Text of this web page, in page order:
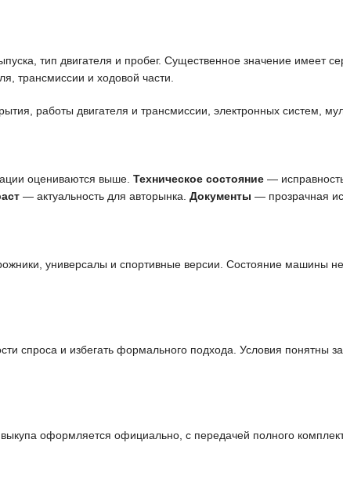
тип двигателя и пробег. Существенное значение имеет
трансмиссии и ходовой части.
работы двигателя и трансмиссии, электронных систем,
оцениваются выше. Техническое состояние —
— актуальность для авторынка. Документы — прозрачная
универсалы и спортивные версии. Состояние машины
спроса и избегать формального подхода. Условия понятны
оформляется официально, с передачей полного